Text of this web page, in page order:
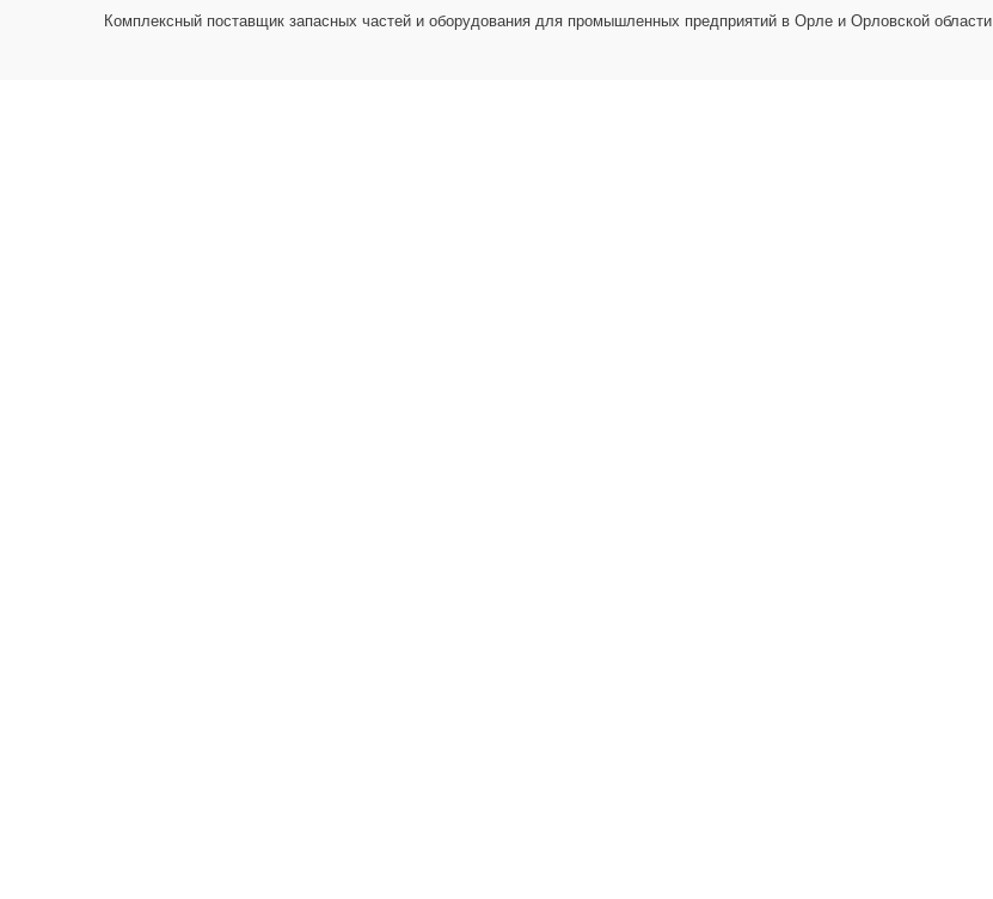
Комплексный поставщик запасных частей и оборудования для промышленных предприятий в Орле и Орловской области